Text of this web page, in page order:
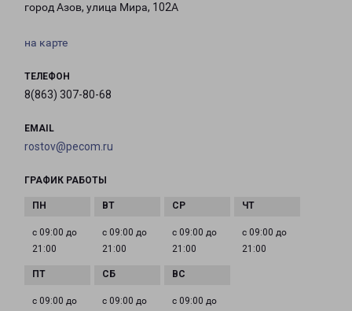
город Азов, улица Мира, 102А
на карте
ТЕЛЕФОН
8(863) 307-80-68
EMAIL
rostov@pecom.ru
ГРАФИК РАБОТЫ
с 09:00 до
21:00
с 09:00 до
21:00
с 09:00 до
21:00
с 09:00 до
21:00
с 09:00 до
с 09:00 до
с 09:00 до